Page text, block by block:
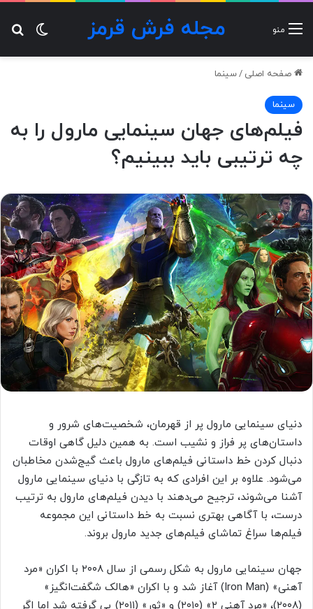
مجله فرش قرمز منو
صفحه اصلی /سینما
سینما
فیلم‌های جهان سینمایی مارول را به
چه ترتیبی باید ببینیم؟
دنیای سینمایی مارول پر از قهرمان، شخصیت‌های شرور و
داستان‌های پر فراز و نشیب است. به همین دلیل گاهی اوقات
دنبال کردن خط داستانی فیلم‌های مارول باعث گیج‌شدن مخاطبان
می‌شود. علاوه بر این افرادی که به تازگی با دنیای سینمایی مارول
آشنا می‌شوند، ترجیح می‌دهند با دیدن فیلم‌های مارول به ترتیب
درست، با آگاهی بهتری نسبت به خط داستانی این مجموعه
فیلم‌ها سراغ تماشای فیلم‌های جدید مارول بروند.
جهان سینمایی مارول به شکل رسمی از سال ۲۰۰۸ با اکران «مرد
آهنی» (Iron Man) آغاز شد و با اکران «هالک شگفت‌انگیز»
(۲۰۰۸)، «مرد آهنی ۲» (۲۰۱۰) و «ثور» (۲۰۱۱) پی گرفته شد اما اگر